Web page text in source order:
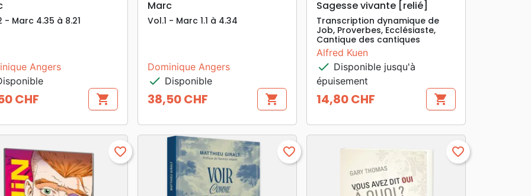
- Marc 4.35 à 8.21
Angers
CHF shopping_cart
Marc
Vol.1 - Marc 1.1 à 4.34
Dominique Angers
check Disponible
Prix
38,50 CHF shopping_cart
Sagesse vivante [relié]
Transcription dynamique de
Job, Proverbes, Ecclésiaste,
Cantique des cantiques
Alfred Kuen
check Disponible jusqu'à
épuisement
Prix
14,80 CHF shopping_cart
favorite_border favorite_border favorite_border